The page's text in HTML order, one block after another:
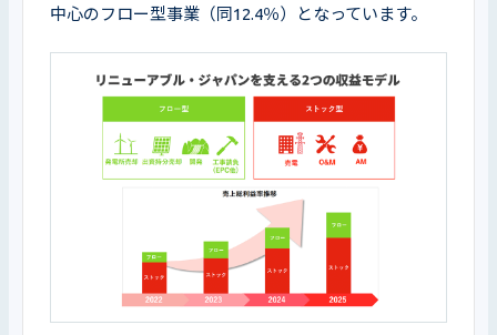
中心のフロー型事業（同12.4％）となっています。